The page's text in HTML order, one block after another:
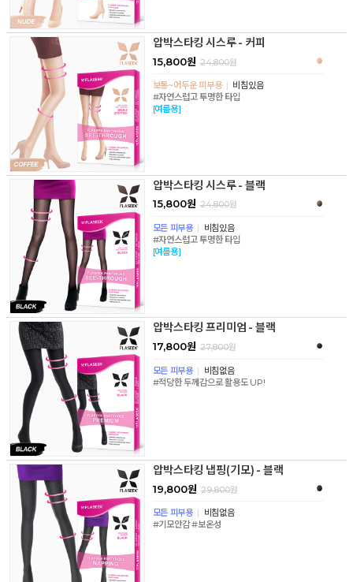
압박스타킹 시스루 - 커피
15,800원 24,800원
보통~어두운 피부용 | 비침있음
#자연스럽고 투명한 타입
[여름용]
압박스타킹 시스루 - 블랙
15,800원 24,800원
모든 피부용 | 비침있음
#자연스럽고 투명한 타입
[여름용]
압박스타킹 프리미엄 - 블랙
17,800원 27,800원
모든 피부용 | 비침없음
#적당한 두께감으로 활용도 UP!
압박스타킹 냅핑(기모) - 블랙
19,800원 29,800원
모든 피부용 | 비침없음
#기모안감 #보온성